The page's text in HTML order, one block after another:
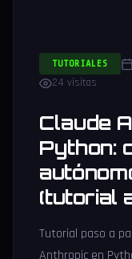
TUTORIALES
24 visitas
Claude
Python:
(tutorial
Tutorial paso a
Anthropic en